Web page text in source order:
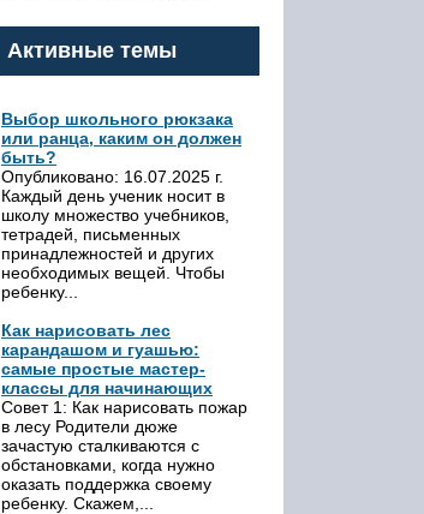
Активные темы
Выбор школьного рюкзака
или ранца, каким он должен
быть?
Опубликовано: 16.07.2025 г.
Каждый день ученик носит в
школу множество учебников,
тетрадей, письменных
принадлежностей и других
необходимых вещей. Чтобы
ребенку...
Как нарисовать лес
карандашом и гуашью:
самые простые мастер-
классы для начинающих
Совет 1: Как нарисовать пожар
в лесу Родители дюже
зачастую сталкиваются с
обстановками, когда нужно
оказать поддержка своему
ребенку. Скажем,...